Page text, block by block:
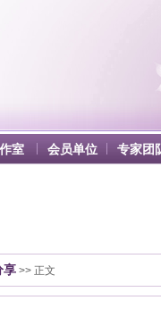
室 会员单位 专家团
享 >> 正文